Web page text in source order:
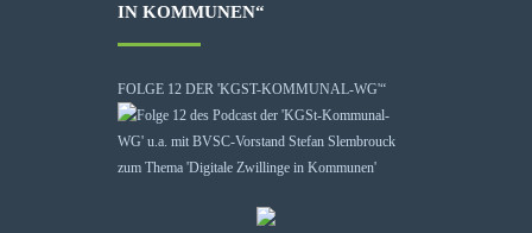
IN KOMMUNEN“
FOLGE 12 DER 'KGST-KOMMUNAL-WG'“